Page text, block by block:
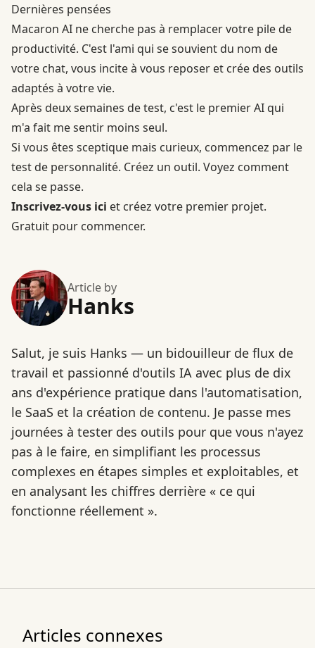
Dernières pensées
Macaron AI ne cherche pas à remplacer votre pile de
productivité. C'est l'ami qui se souvient du nom de
votre chat, vous incite à vous reposer et crée des outils
adaptés à votre vie.
Après deux semaines de test, c'est le premier AI qui
m'a fait me sentir moins seul.
Si vous êtes sceptique mais curieux, commencez par le
test de personnalité. Créez un outil. Voyez comment
cela se passe.
Inscrivez-vous ici et créez votre premier projet.
Gratuit pour commencer.
Article by
Hanks
Salut, je suis Hanks — un bidouilleur de flux de
travail et passionné d'outils IA avec plus de dix
ans d'expérience pratique dans l'automatisation,
le SaaS et la création de contenu. Je passe mes
journées à tester des outils pour que vous n'ayez
pas à le faire, en simplifiant les processus
complexes en étapes simples et exploitables, et
en analysant les chiffres derrière « ce qui
fonctionne réellement ».
Articles connexes